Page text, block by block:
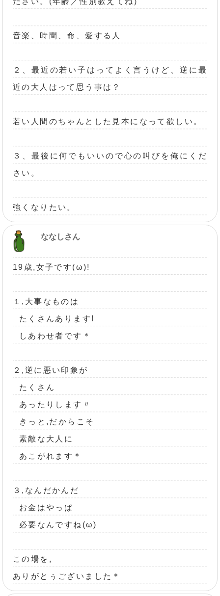
音楽、時間、命、愛する人
２、最近の若い子はってよく言うけど、逆に最
近の大人はって思う事は？
若い人間のちゃんとした見本になって欲しい。
３、最後に何でもいいので心の叫びを俺にくだ
さい。
強くなりたい。
ななしさん
19歳,女子です(ω)!
１,大事なものは
たくさんあります!
しあわせ者です＊
２,逆に悪い印象が
たくさん
あったりします〃
きっと,だからこそ
素敵な大人に
あこがれます＊
３,なんだかんだ
お金はやっぱ
必要なんですね(ω)
この場を,
ありがとぅございました＊